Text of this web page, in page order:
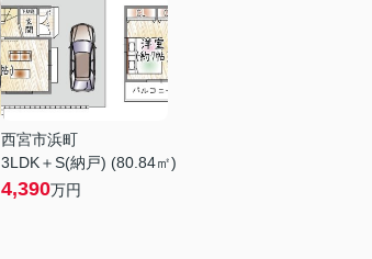
西宮市浜町
3LDK＋S(納戸) (80.84㎡)
4,390万円